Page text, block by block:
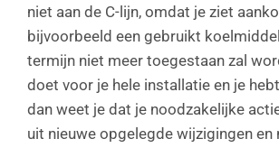
niet aan de C-lijn, omdat je ziet
bijvoorbeeld een gebruikt
termijn niet meer toegestaan zal
doet voor je hele installatie en je hebt
dan weet je dat je noodzakelijke
uit nieuwe opgelegde wijzigingen en